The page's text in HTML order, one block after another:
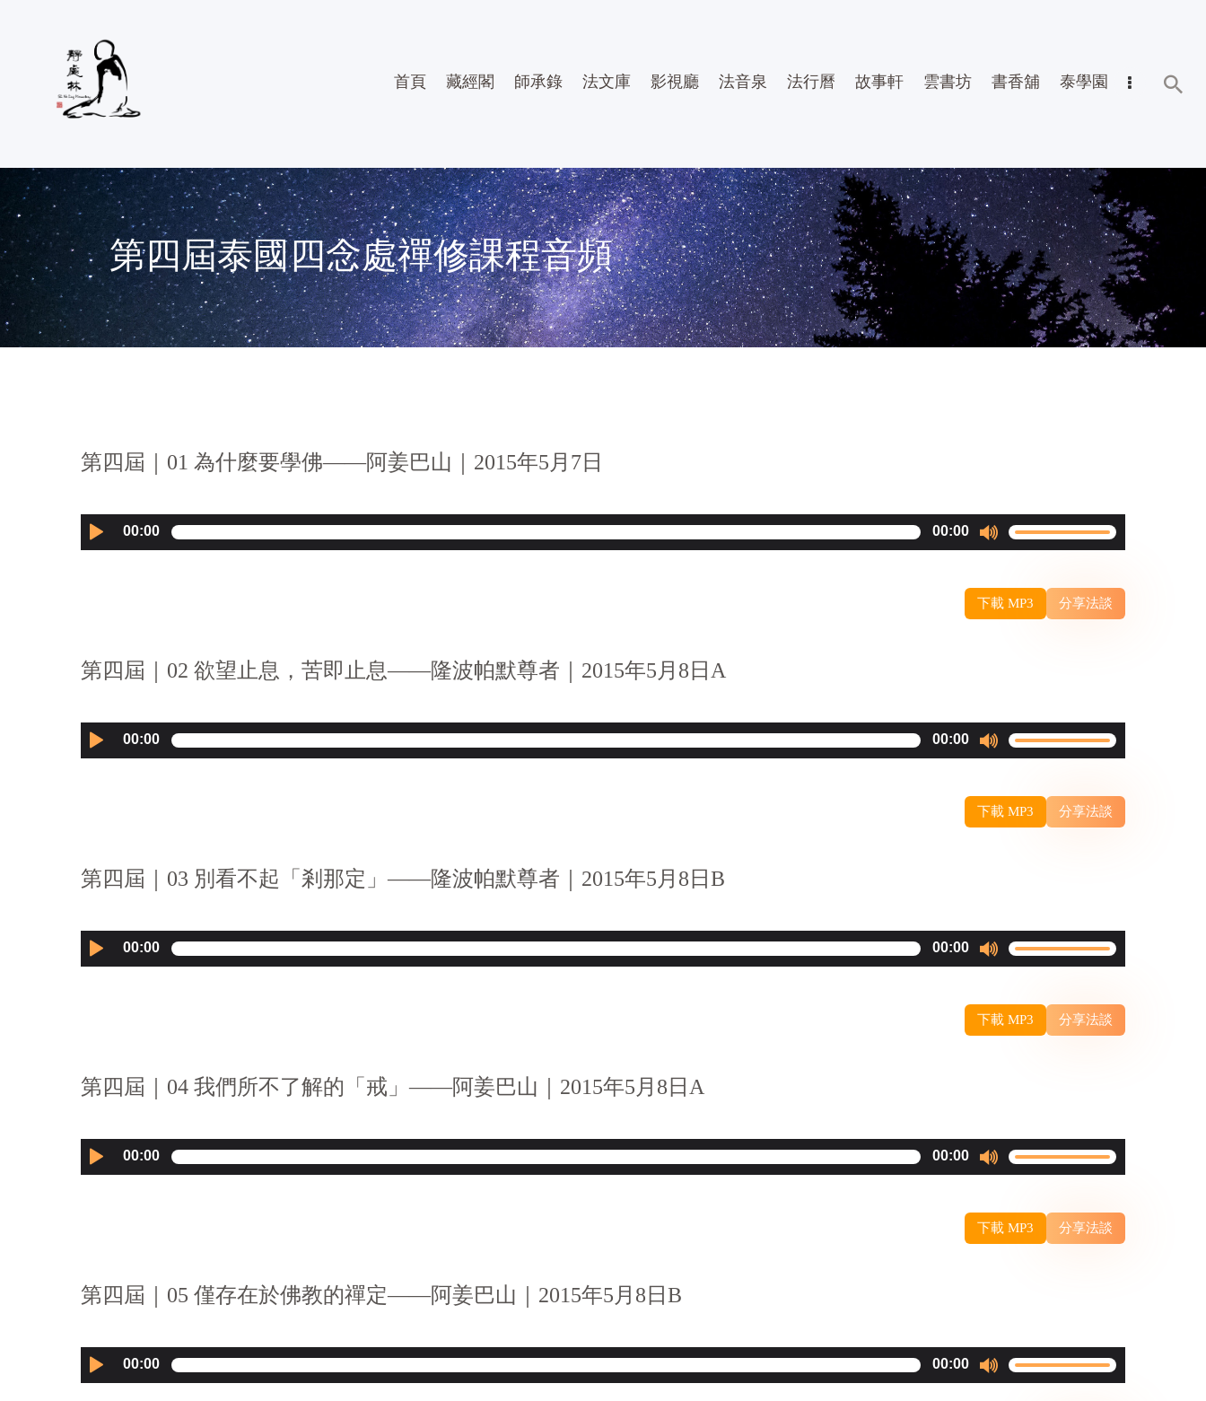
首頁 藏經閣 師承錄 法文庫 影視廳 法音泉 法行曆 故事軒 雲書坊 書香舖 泰學園
第四屆泰國四念處禪修課程音頻
第四屆｜01 為什麼要學佛——阿姜巴山｜2015年5月7日
Audio
Player
00:00 00:00
Use
Up/Down
Arrow
keys
decrease
volume.
下載 MP3 分享法談
第四屆｜02 欲望止息，苦即止息——隆波帕默尊者｜2015年5月8日A
Audio
Player
00:00 00:00
Use
Up/Down
Arrow
keys
decrease
volume.
下載 MP3 分享法談
第四屆｜03 別看不起「剎那定」——隆波帕默尊者｜2015年5月8日B
Audio
Player
00:00 00:00
Use
Up/Down
Arrow
keys
decrease
volume.
下載 MP3 分享法談
第四屆｜04 我們所不了解的「戒」——阿姜巴山｜2015年5月8日A
Audio
Player
00:00 00:00
Use
Up/Down
Arrow
keys
decrease
volume.
下載 MP3 分享法談
第四屆｜05 僅存在於佛教的禪定——阿姜巴山｜2015年5月8日B
Audio
Player
00:00 00:00
Use
Up/Down